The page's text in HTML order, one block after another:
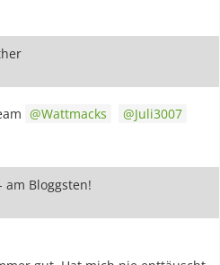
Wattmacks Juli3007
am Bloggsten!